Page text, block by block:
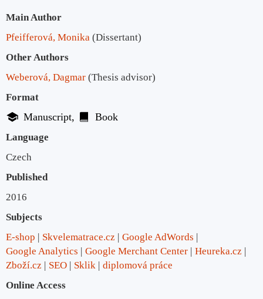
Bibliographic Details
Main Author
Pfeifferová, Monika (Dissertant)
Other Authors
Weberová, Dagmar (Thesis advisor)
Format
Manuscript Book
Language
Czech
Published
2016
Subjects
E-shop
Skvelematrace.cz
Google AdWords
Google Analytics
Google Merchant Center
Heureka.cz
Zboží.cz
SEO Sklik
diplomová práce
Online Access